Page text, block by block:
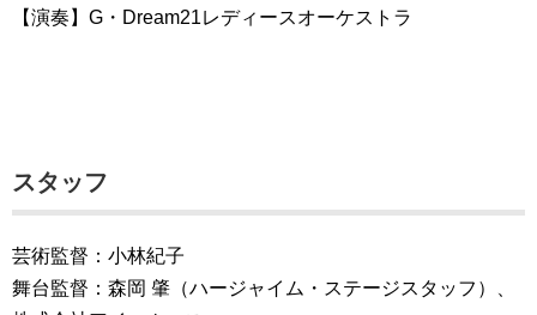
【演奏】G・Dream21レディースオーケストラ
スタッフ
芸術監督：小林紀子
舞台監督：森岡 肇（ハージャイム・ステージスタッフ）、